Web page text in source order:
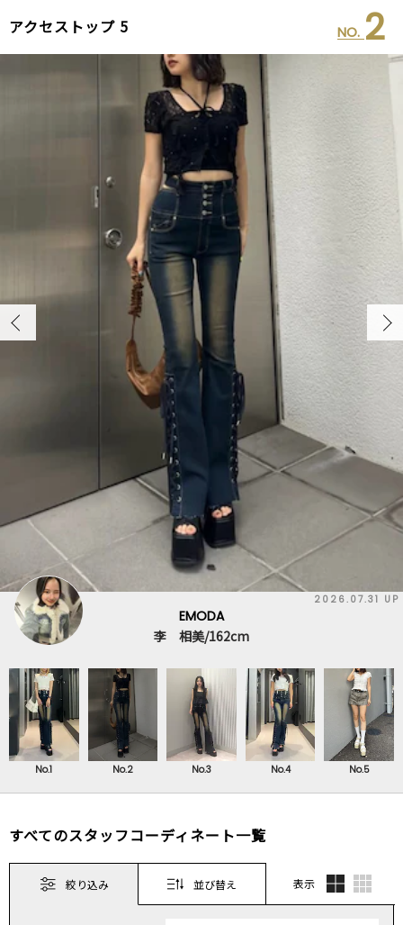
アクセストップ 5 NO. 2
2026.07.31 UP
EMODA
李 相美/162cm
No.1 No.2 No.3 No.4 No.5
すべてのスタッフコーディネート一覧
絞り込み 並び替え 表示